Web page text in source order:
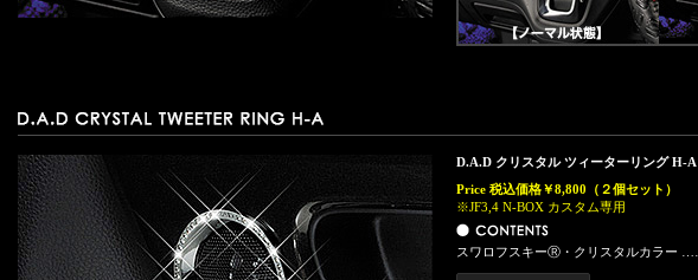
D.A.D クリスタル ツィーターリング H-A
Price 税込価格￥8,800 （２個セット）
※JF3,4 N-BOX カスタム専用
スワロフスキーⓇ・クリスタルカラー